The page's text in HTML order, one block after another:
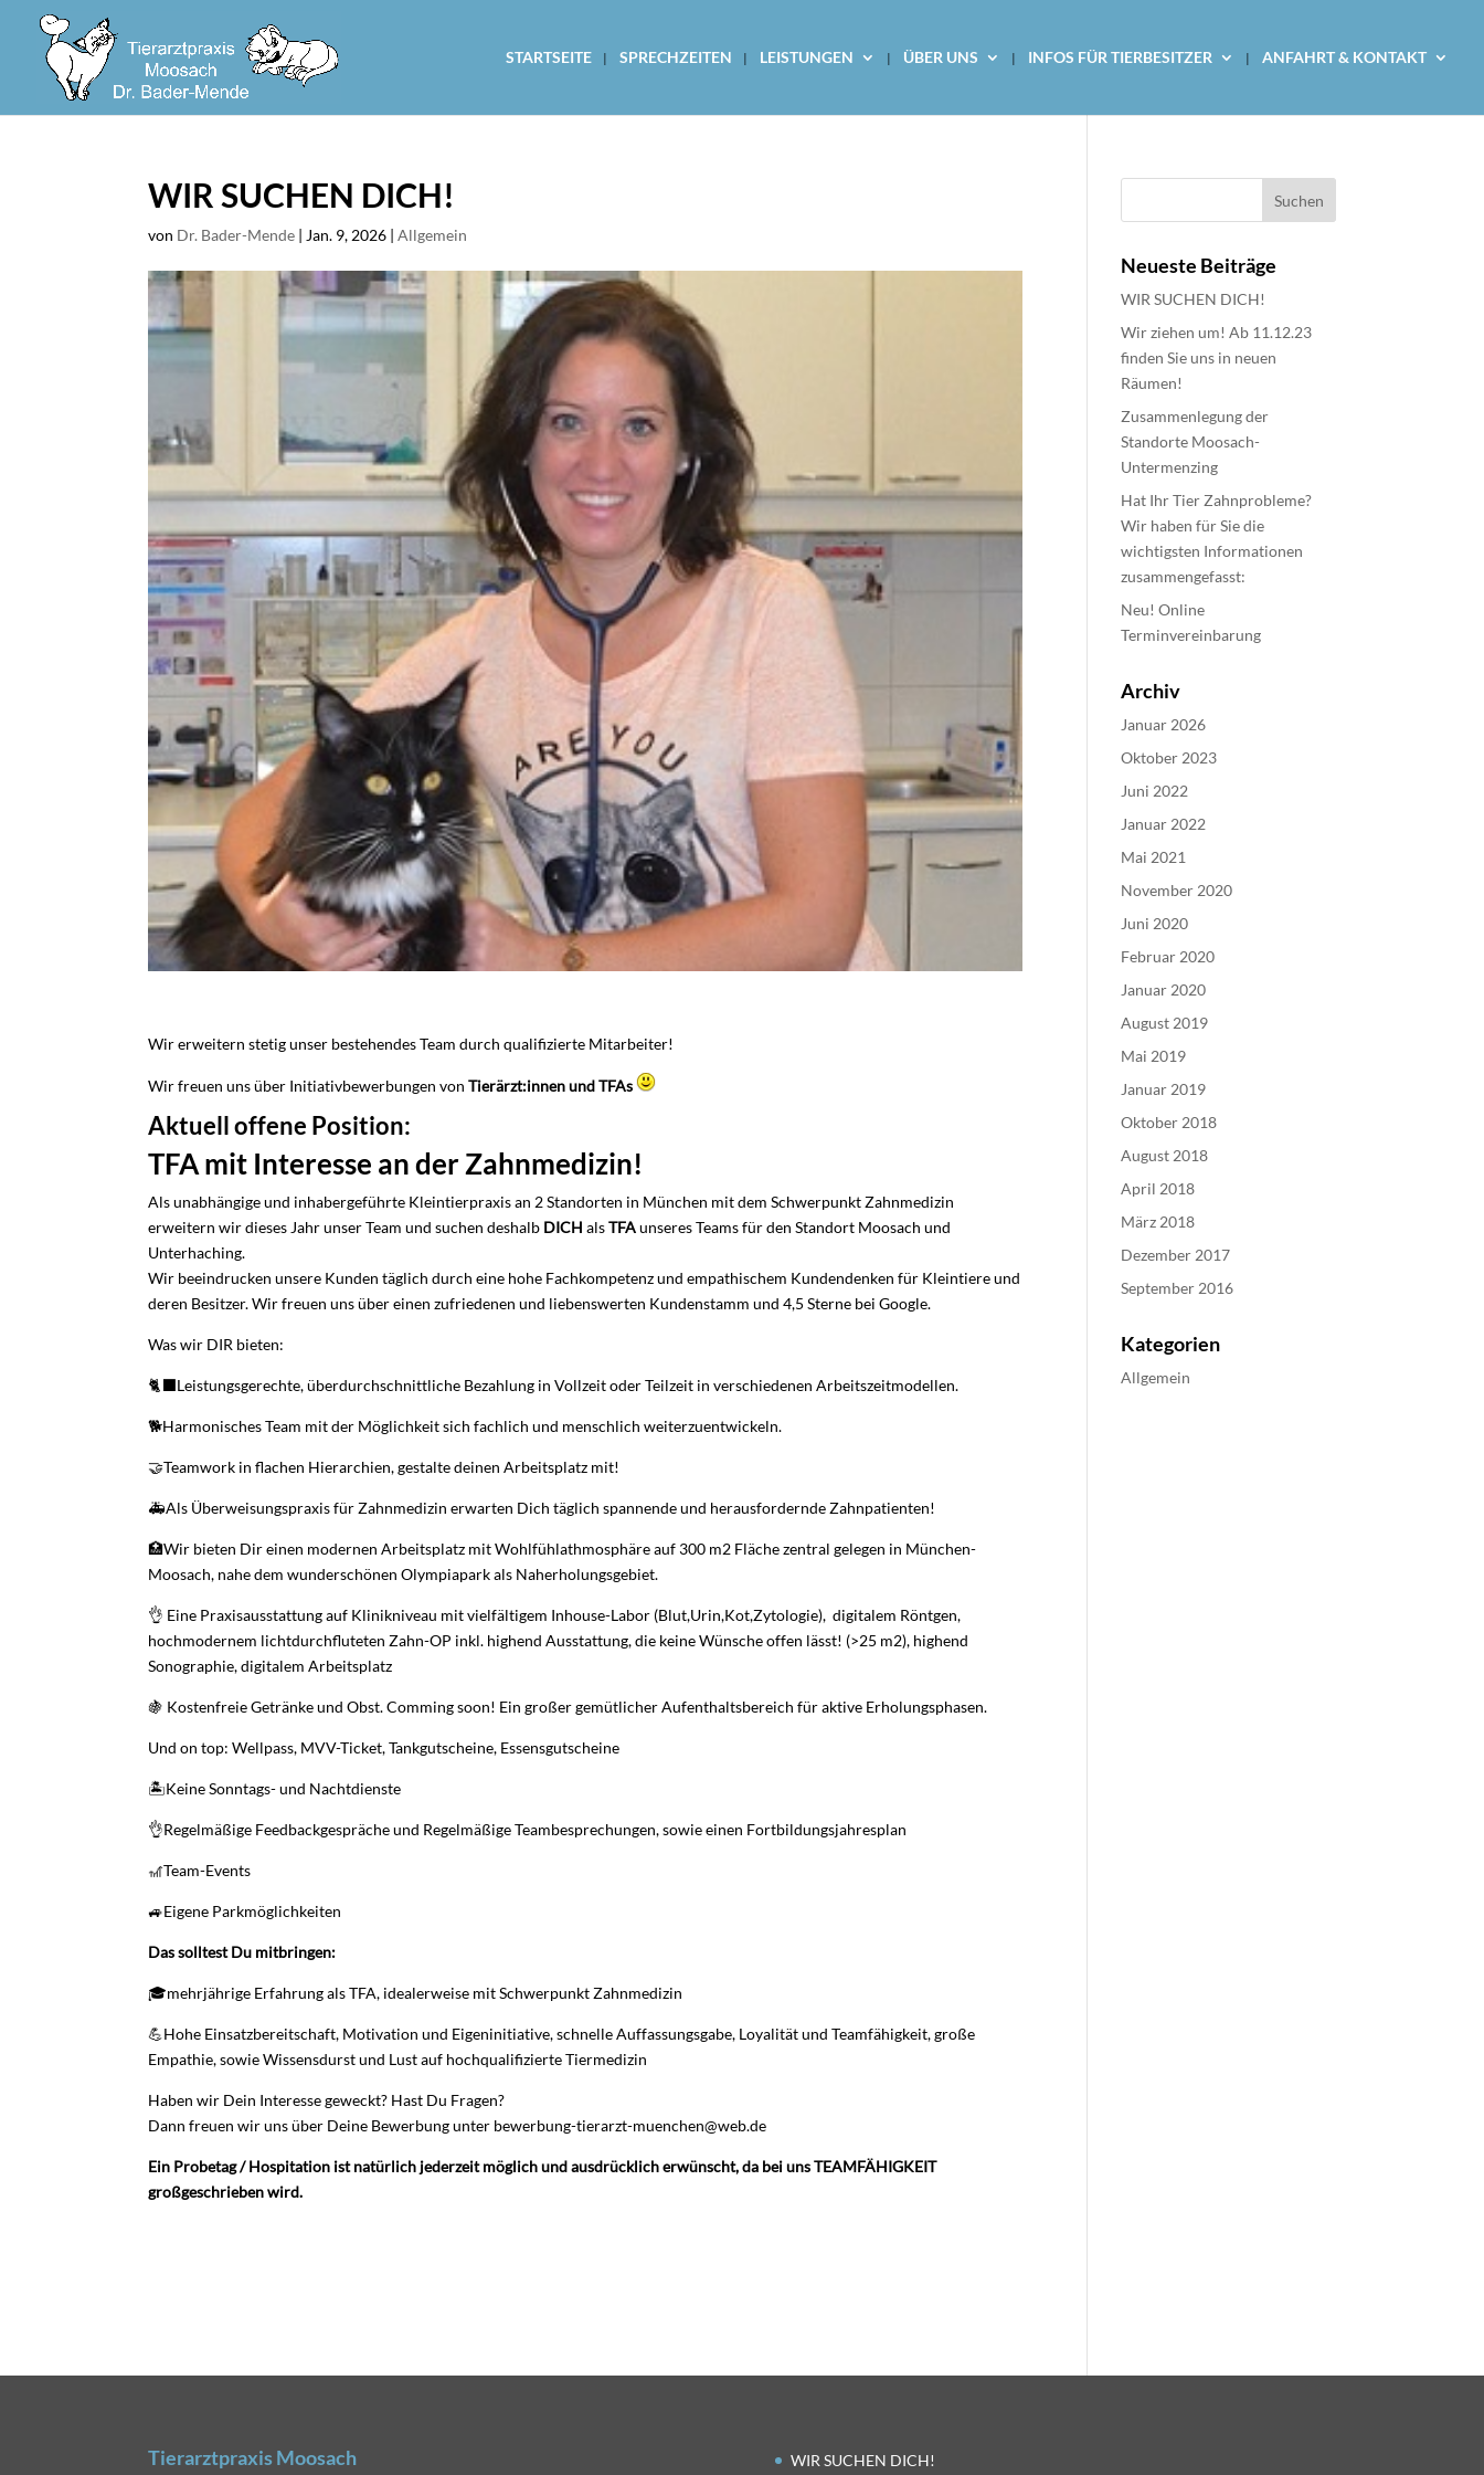
STARTSEITE SPRECHZEITEN LEISTUNGEN ÜBER UNS INFOS FÜR TIERBESITZER ANFAHRT & KONTAKT
WIR SUCHEN DICH!
von Dr. Bader-Mende | Jan. 9, 2026 |Allgemein
Wir erweitern stetig unser bestehendes Team durch qualifizierte Mitarbeiter!
Wir freuen uns über Initiativbewerbungen vonTierärzt:innen und TFAs
Aktuell offene Position:
TFA mit Interesse an der Zahnmedizin!
Als unabhängige und inhabergeführte Kleintierpraxis an 2 Standorten in München mit dem Schwerpunkt Zahnmedizin
erweitern wir dieses Jahr unser Team und suchen deshalb DICH alsTFAunseres Teams für den Standort Moosach und
Unterhaching.
Wir beeindrucken unsere Kunden täglich durch eine hohe Fachkompetenz und empathischem Kundendenken für Kleintiere und
deren Besitzer. Wir freuen uns über einen zufriedenen und liebenswerten Kundenstamm und 4,5 Sterne bei Google.
Was wir DIR bieten:
🐈‍⬛Leistungsgerechte, überdurchschnittliche Bezahlung in Vollzeit oder Teilzeit in verschiedenen Arbeitszeitmodellen.
🐕Harmonisches Team mit der Möglichkeit sich fachlich und menschlich weiterzuentwickeln.
🤝Teamwork in flachen Hierarchien, gestalte deinen Arbeitsplatz mit!
🚑Als Überweisungspraxis für Zahnmedizin erwarten Dich täglich spannende und herausfordernde Zahnpatienten!
🏥Wir bieten Dir einen modernen Arbeitsplatz mit Wohlfühlathmosphäre auf 300 m2 Fläche zentral gelegen in München-
Moosach, nahe dem wunderschönen Olympiapark als Naherholungsgebiet.
👌 Eine Praxisausstattung auf Klinikniveau mit vielfältigem Inhouse-Labor (Blut,Urin,Kot,Zytologie), digitalem Röntgen,
hochmodernem lichtdurchfluteten Zahn-OP inkl. highend Ausstattung, die keine Wünsche offen lässt! (>25 m2), highend
Sonographie, digitalem Arbeitsplatz
🍇 Kostenfreie Getränke und Obst. Comming soon! Ein großer gemütlicher Aufenthaltsbereich für aktive Erholungsphasen.
Und on top: Wellpass, MVV-Ticket, Tankgutscheine, Essensgutscheine
🏝Keine Sonntags- und Nachtdienste
👌Regelmäßige Feedbackgespräche und Regelmäßige Teambesprechungen, sowie einen Fortbildungsjahresplan
🎢Team-Events
🚙Eigene Parkmöglichkeiten
Das solltest Du mitbringen:
🎓mehrjährige Erfahrung als TFA, idealerweise mit Schwerpunkt Zahnmedizin
💪Hohe Einsatzbereitschaft, Motivation und Eigeninitiative, schnelle Auffassungsgabe, Loyalität und Teamfähigkeit, große
Empathie, sowie Wissensdurst und Lust auf hochqualifizierte Tiermedizin
Haben wir Dein Interesse geweckt? Hast Du Fragen?
Dann freuen wir uns über Deine Bewerbung unter bewerbung-tierarzt-muenchen@web.de
Ein Probetag / Hospitation ist natürlich jederzeit möglich und ausdrücklich erwünscht, da bei uns TEAMFÄHIGKEIT
großgeschrieben wird.
Neueste Beiträge
WIR SUCHEN DICH!
Wir ziehen um! Ab 11.12.23
finden Sie uns in neuen
Räumen!
Zusammenlegung der
Standorte Moosach-
Untermenzing
Hat Ihr Tier Zahnprobleme?
Wir haben für Sie die
wichtigsten Informationen
zusammengefasst:
Neu! Online
Terminvereinbarung
Archiv
Januar 2026
Oktober 2023
Juni 2022
Januar 2022
Mai 2021
November 2020
Juni 2020
Februar 2020
Januar 2020
August 2019
Mai 2019
Januar 2019
Oktober 2018
August 2018
April 2018
März 2018
Dezember 2017
September 2016
Kategorien
Allgemein
Tierarztpraxis Moosach WIR SUCHEN DICH!